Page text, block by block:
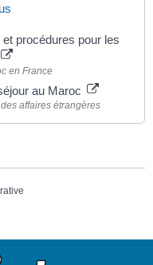
procédures pour les
en France
au Maroc
affaires étrangères